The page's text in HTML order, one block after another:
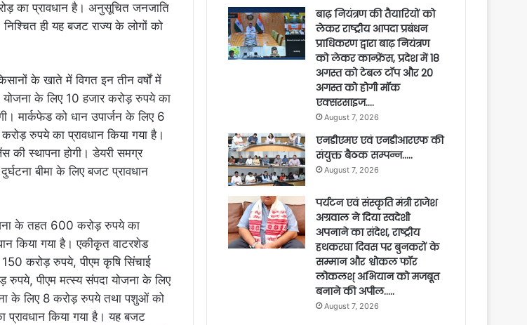
का प्रावधान है। अनुसूचित जनजाति
ही यह बजट राज्य के लोगों को
के खाते में विगत इन तीन वर्षों में
के लिए 10 हजार करोड़ रुपये का
मार्कफेड को धान उपार्जन के लिए 6
रुपये का प्रावधान किया गया है।
स्थापना होगी। डेयरी समग्र
बीमा के लिए बजट प्रावधान
के तहत 600 करोड़ रुपये का
किया गया है। एकीकृत वाटरशेड
करोड़ रुपये, पीएम कृषि सिंचाई
रुपये, पीएम मत्स्य संपदा योजना के लिए
के लिए 8 करोड़ रुपये तथा पशुओं को
प्रावधान किया गया है। यह बजट
बाढ़ नियंत्रण की तैयारियों को
लेकर राष्ट्रीय आपदा प्रबंधन
प्राधिकरण द्वारा बाढ़ नियंत्रण
को लेकर कान्फ्रेंस, प्रदेश में 18
अगस्त को टेबल टॉप और 20
अगस्त को होगी मॉक
एक्सरसाइज….
August 7, 2026
एनडीएमए एवं एनडीआरएफ की
संयुक्त बैठक सम्पन्न…..
August 7, 2026
पर्यटन एवं संस्कृति मंत्री राजेश
अग्रवाल ने दिया स्वदेशी
अपनाने का संदेश, राष्ट्रीय
हथकरघा दिवस पर बुनकरों के
सम्मान और श्वोकल फॉर
लोकलश् अभियान को मजबूत
बनाने की अपील…..
August 7, 2026